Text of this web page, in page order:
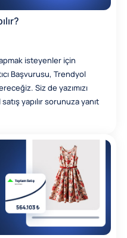
isteyenler için
Başvurusu, Trendyol
Siz de yazımızı
yapılır sorunuza yanıt